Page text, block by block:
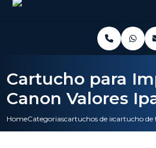
HomeCategoriascartuchos de impressora
cartucho de
Cartucho para
Canon Valores